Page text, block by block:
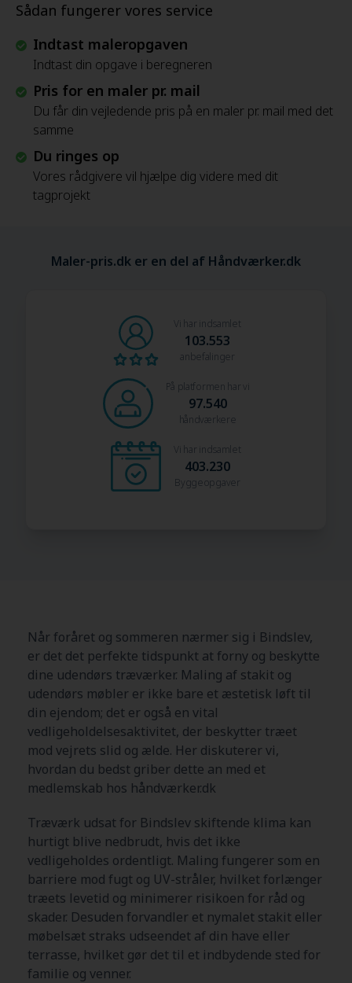
Sådan fungerer vores service
Indtast maleropgaven
Indtast din opgave i beregneren
Pris for en maler pr. mail
Du får din vejledende pris på en maler pr. mail med det
samme
Du ringes op
Vores rådgivere vil hjælpe dig videre med dit
tagprojekt
Maler-pris.dk er en del af Håndværker.dk
Vi har indsamlet
103.553
anbefalinger
På platformen har vi
97.540
håndværkere
Vi har indsamlet
403.230
Byggeopgaver
Når foråret og sommeren nærmer sig i Bindslev,
er det det perfekte tidspunkt at forny og beskytte
dine udendørs træværker. Maling af stakit og
udendørs møbler er ikke bare et æstetisk løft til
din ejendom; det er også en vital
vedligeholdelsesaktivitet, der beskytter træet
mod vejrets slid og ælde. Her diskuterer vi,
hvordan du bedst griber dette an med et
medlemskab hos håndværker.dk
Træværk udsat for Bindslev skiftende klima kan
hurtigt blive nedbrudt, hvis det ikke
vedligeholdes ordentligt. Maling fungerer som en
barriere mod fugt og UV-stråler, hvilket forlænger
træets levetid og minimerer risikoen for råd og
skader. Desuden forvandler et nymalet stakit eller
møbelsæt straks udseendet af din have eller
terrasse, hvilket gør det til et indbydende sted for
familie og venner.